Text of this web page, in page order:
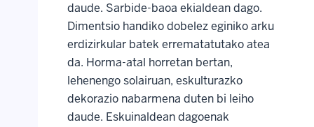
daude. Sarbide-baoa ekialdean dago.
Dimentsio handiko dobelez eginiko arku
erdizirkular batek errematatutako atea
da. Horma-atal horretan bertan,
lehenengo solairuan, eskulturazko
dekorazio nabarmena duten bi leiho
daude. Eskuinaldean dagoenak